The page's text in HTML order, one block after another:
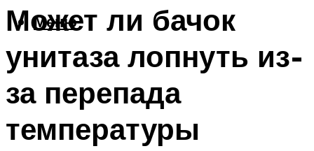
Меню
Может ли бачок
унитаза лопнуть из-
за перепада
температуры